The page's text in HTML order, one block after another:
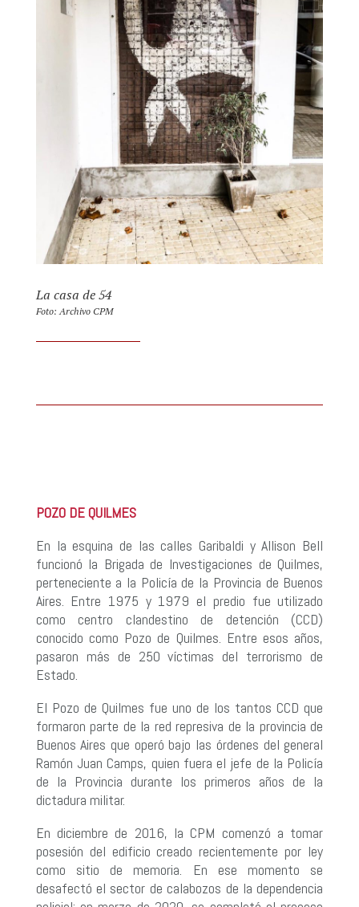
La casa de 54
Foto: Archivo CPM
POZO DE QUILMES
En la esquina de las calles Garibaldi y Allison Bell
funcionó la Brigada de Investigaciones de Quilmes,
perteneciente a la Policía de la Provincia de Buenos
Aires. Entre 1975 y 1979 el predio fue utilizado
como centro clandestino de detención (CCD)
conocido como Pozo de Quilmes. Entre esos años,
pasaron más de 250 víctimas del terrorismo de
Estado.
El Pozo de Quilmes fue uno de los tantos CCD que
formaron parte de la red represiva de la provincia de
Buenos Aires que operó bajo las órdenes del general
Ramón Juan Camps, quien fuera el jefe de la Policía
de la Provincia durante los primeros años de la
dictadura militar.
En diciembre de 2016, la CPM comenzó a tomar
posesión del edificio creado recientemente por ley
como sitio de memoria. En ese momento se
desafectó el sector de calabozos de la dependencia